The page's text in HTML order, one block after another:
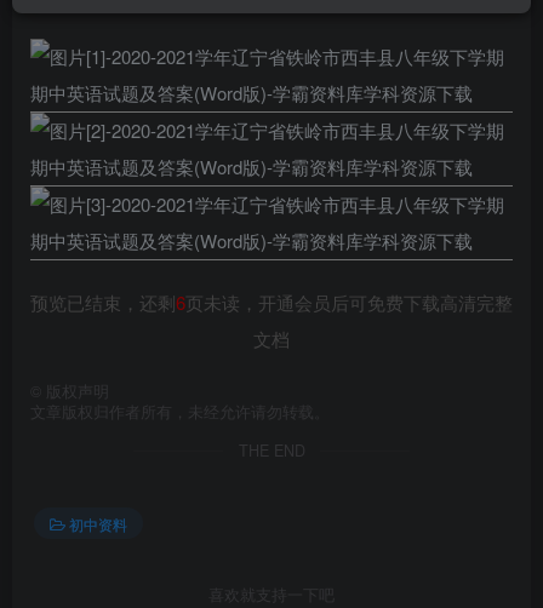
预览已结束，还剩6页未读，开通会员后可免费下载高清完整
文档
版权声明
文章版权归作者所有，未经允许请勿转载。
THE END
初中资料
喜欢就支持一下吧